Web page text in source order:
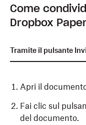
Come
Dropbox
Tramite il pulsante
Apri il
Fai clic sul
del documento.